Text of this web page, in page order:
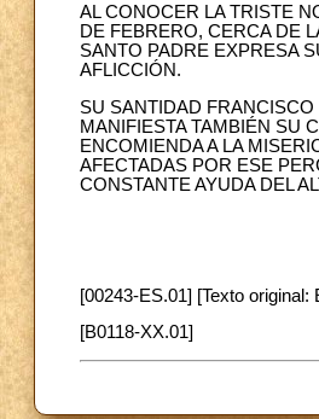
AL CONOCER LA TRISTE
DE FEBRERO, CERCA DE
SANTO PADRE EXPRESA
AFLICCIÓN.
SU SANTIDAD
MANIFIESTA TAMBIÉN SU
ENCOMIENDA A LA
AFECTADAS POR ESE
CONSTANTE AYUDA DEL
[00243-ES.01] [Texto original:
[B0118-XX.01]